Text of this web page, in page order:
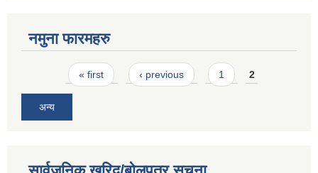
नमुना फारमहरु
Pages« first ‹ previous 1 2
अन्य